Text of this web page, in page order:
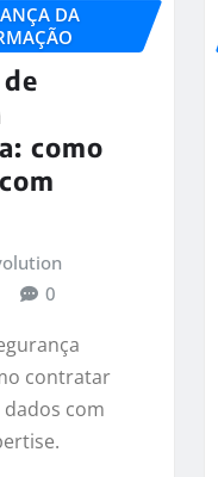
DA
como
0
contratar
com